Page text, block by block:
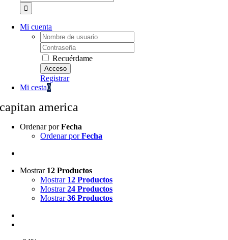
Mi cuenta
Username:
Password:
Recuérdame
Registrar
Mi cesta0
capitan america
Ordenar porFecha
Ordenar porFecha
Mostrar 12 Productos
Mostrar 12 Productos
Mostrar24 Productos
Mostrar36 Productos